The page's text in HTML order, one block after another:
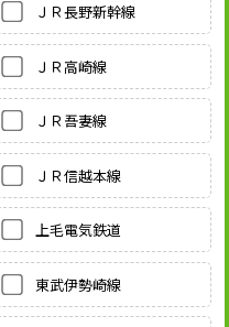
ＪＲ長野新幹線
ＪＲ高崎線
ＪＲ吾妻線
ＪＲ信越本線
上毛電気鉄道
東武伊勢崎線